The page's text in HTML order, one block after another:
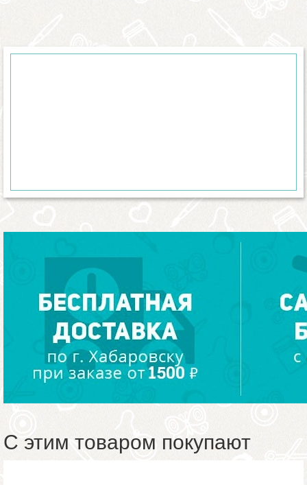
С этим товаром покупают